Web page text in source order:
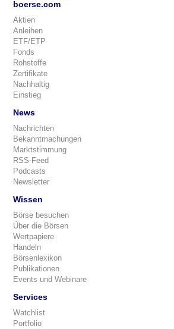
boerse.com
Aktien
Anleihen
ETF/ETP
Fonds
Rohstoffe
Zertifikate
Nachhaltig
Einstieg
News
Nachrichten
Bekanntmachungen
Marktstimmung
RSS-Feed
Podcasts
Newsletter
Wissen
Börse besuchen
Über die Börsen
Wertpapiere
Handeln
Börsenlexikon
Publikationen
Events und Webinare
Services
Watchlist
Portfolio